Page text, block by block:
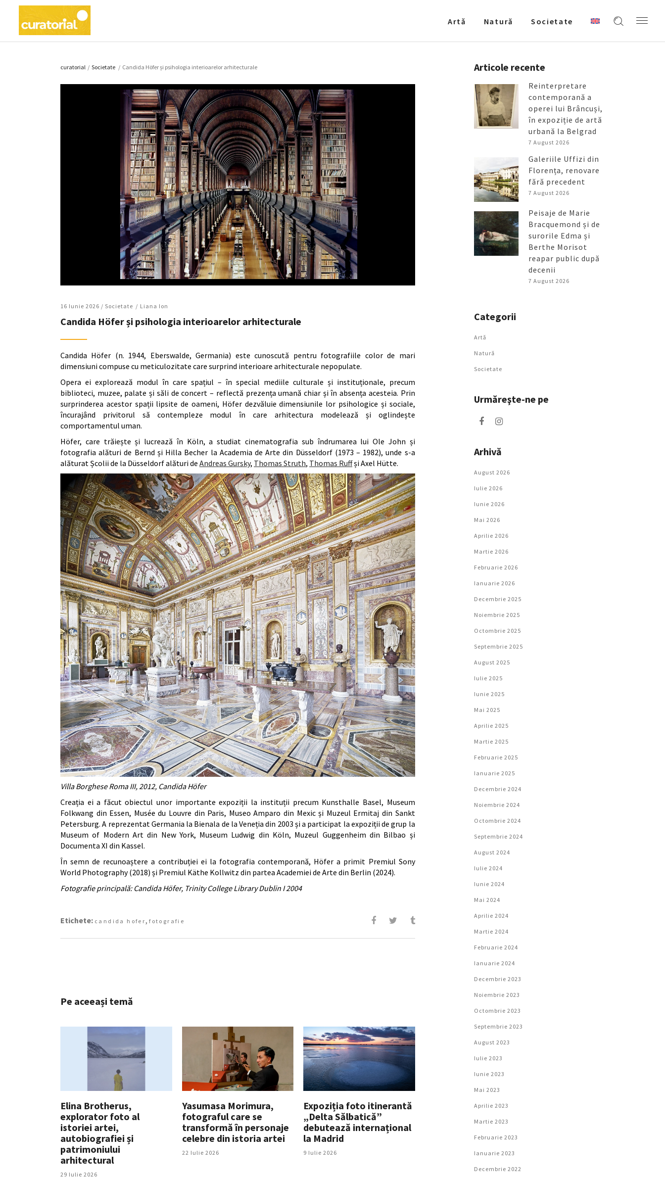
Artǎ Natură Societate
curatorial / Societate / Candida Höfer și psihologia interioarelor arhitecturale
16 Iunie 2026 / Societate Liana Ion
Candida Höfer și psihologia interioarelor arhitecturale
Candida Höfer (n. 1944, Eberswalde, Germania) este cunoscută pentru fotografiile color de mari
dimensiuni compuse cu meticulozitate care surprind interioare arhitecturale nepopulate.
Opera ei explorează modul în care spațiul – în special mediile culturale și instituționale, precum
biblioteci, muzee, palate și săli de concert – reflectă prezența umană chiar și în absența acesteia. Prin
surprinderea acestor spații lipsite de oameni, Höfer dezvăluie dimensiunile lor psihologice și sociale,
încurajând privitorul să contempleze modul în care arhitectura modelează și oglindește
comportamentul uman.
Höfer, care trăiește și lucrează în Köln, a studiat cinematografia sub îndrumarea lui Ole John și
fotografia alături de Bernd și Hilla Becher la Academia de Arte din Düsseldorf (1973 – 1982), unde s-a
alăturat Școlii de la Düsseldorf alături de Andreas Gursky, Thomas Struth, Thomas Ruffși Axel Hütte.
Villa Borghese Roma III, 2012, Candida Höfer
Creația ei a făcut obiectul unor importante expoziții la instituții precum Kunsthalle Basel, Museum
Folkwang din Essen, Musée du Louvre din Paris, Museo Amparo din Mexic și Muzeul Ermitaj din Sankt
Petersburg. A reprezentat Germania la Bienala de la Veneția din 2003 și a participat la expoziții de grup la
Museum of Modern Art din New York, Museum Ludwig din Köln, Muzeul Guggenheim din Bilbao și
Documenta XI din Kassel.
În semn de recunoaștere a contribuției ei la fotografia contemporană, Höfer a primit Premiul Sony
World Photography (2018) și Premiul Käthe Kollwitz din partea Academiei de Arte din Berlin (2024).
Fotografie principală: Candida Höfer, Trinity College Library Dublin I 2004
Etichete: candida hofer,fotografie
Pe aceeași temă
Elina Brotherus,
explorator foto al
istoriei artei,
autobiografiei și
patrimoniului
arhitectural
29 Iulie 2026
Yasumasa Morimura,
fotograful care se
transformă în personaje
celebre din istoria artei
22 Iulie 2026
Expoziția foto itinerantă
„Delta Sălbatică”
debutează internațional
la Madrid
9 Iulie 2026
Articole recente
Reinterpretare
contemporană a
operei lui Brâncuși,
în expoziție de artă
urbană la Belgrad
7 August 2026
Galeriile Uffizi din
Florența, renovare
fără precedent
7 August 2026
Peisaje de Marie
Bracquemond și de
surorile Edma și
Berthe Morisot
reapar public după
decenii
7 August 2026
Categorii
Artǎ
Natură
Societate
Urmăreşte-ne pe
Arhivă
August 2026
Iulie 2026
Iunie 2026
Mai 2026
Aprilie 2026
Martie 2026
Februarie 2026
Ianuarie 2026
Decembrie 2025
Noiembrie 2025
Octombrie 2025
Septembrie 2025
August 2025
Iulie 2025
Iunie 2025
Mai 2025
Aprilie 2025
Martie 2025
Februarie 2025
Ianuarie 2025
Decembrie 2024
Noiembrie 2024
Octombrie 2024
Septembrie 2024
August 2024
Iulie 2024
Iunie 2024
Mai 2024
Aprilie 2024
Martie 2024
Februarie 2024
Ianuarie 2024
Decembrie 2023
Noiembrie 2023
Octombrie 2023
Septembrie 2023
August 2023
Iulie 2023
Iunie 2023
Mai 2023
Aprilie 2023
Martie 2023
Februarie 2023
Ianuarie 2023
Decembrie 2022